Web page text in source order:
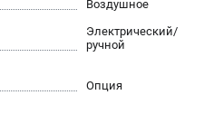
MAG
Воздушное
Электрический/
ручной
Опция